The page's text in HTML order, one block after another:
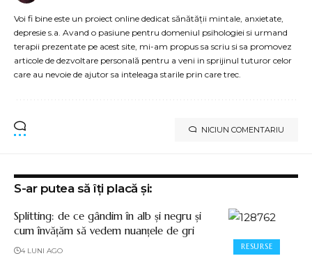
Voi fi bine este un proiect online dedicat sănătății mintale, anxietate,
depresie s.a. Avand o pasiune pentru domeniul psihologiei si urmand
terapii prezentate pe acest site, mi-am propus sa scriu si sa promovez
articole de dezvoltare personală pentru a veni in sprijinul tuturor celor
care au nevoie de ajutor sa inteleaga starile prin care trec.
NICIUN COMENTARIU
S-ar putea să îți placă și:
RESURSE
Splitting: de ce gândim în alb și negru și
cum învățăm să vedem nuanțele de gri
4 LUNI AGO